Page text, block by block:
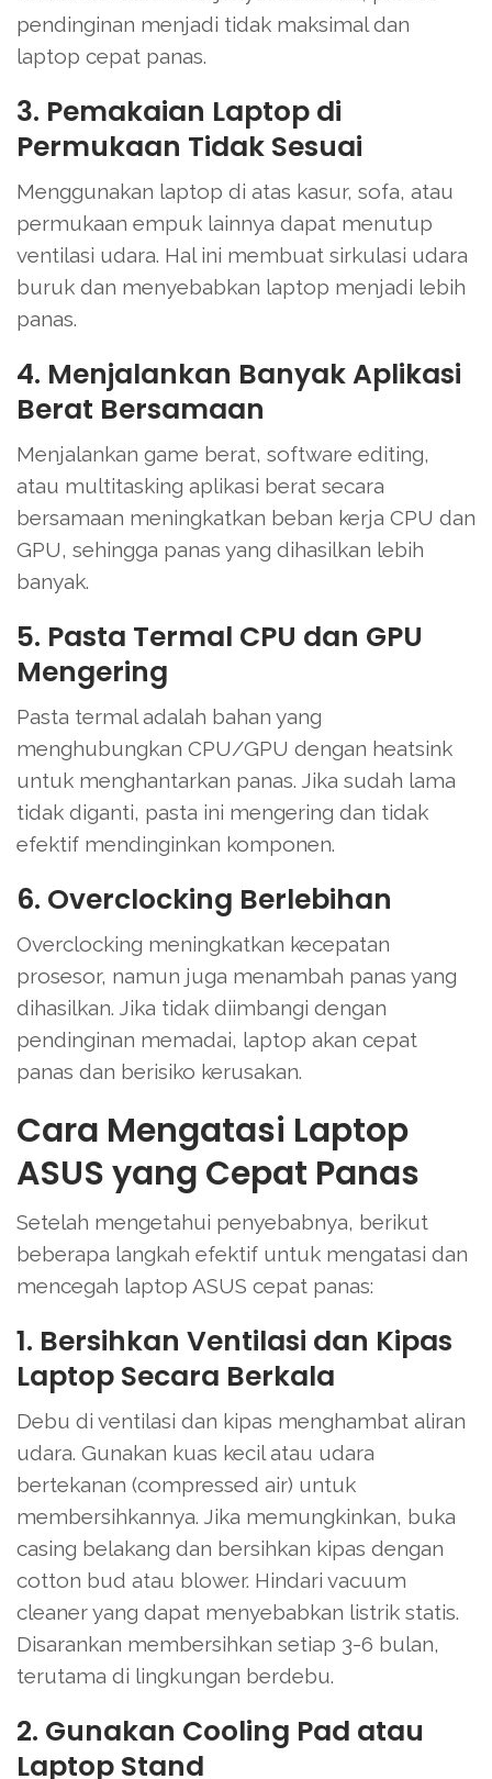
pendinginan menjadi tidak maksimal dan
laptop cepat panas.
3. Pemakaian Laptop di
Permukaan Tidak Sesuai
Menggunakan laptop di atas kasur, sofa, atau
permukaan empuk lainnya dapat menutup
ventilasi udara. Hal ini membuat sirkulasi udara
buruk dan menyebabkan laptop menjadi lebih
panas.
4. Menjalankan Banyak Aplikasi
Berat Bersamaan
Menjalankan game berat, software editing,
atau multitasking aplikasi berat secara
bersamaan meningkatkan beban kerja CPU dan
GPU, sehingga panas yang dihasilkan lebih
banyak.
5. Pasta Termal CPU dan GPU
Mengering
Pasta termal adalah bahan yang
menghubungkan CPU/GPU dengan heatsink
untuk menghantarkan panas. Jika sudah lama
tidak diganti, pasta ini mengering dan tidak
efektif mendinginkan komponen.
6. Overclocking Berlebihan
Overclocking meningkatkan kecepatan
prosesor, namun juga menambah panas yang
dihasilkan. Jika tidak diimbangi dengan
pendinginan memadai, laptop akan cepat
panas dan berisiko kerusakan.
Cara Mengatasi Laptop
ASUS yang Cepat Panas
Setelah mengetahui penyebabnya, berikut
beberapa langkah efektif untuk mengatasi dan
mencegah laptop ASUS cepat panas:
1. Bersihkan Ventilasi dan Kipas
Laptop Secara Berkala
Debu di ventilasi dan kipas menghambat aliran
udara. Gunakan kuas kecil atau udara
bertekanan (compressed air) untuk
membersihkannya. Jika memungkinkan, buka
casing belakang dan bersihkan kipas dengan
cotton bud atau blower. Hindari vacuum
cleaner yang dapat menyebabkan listrik statis.
Disarankan membersihkan setiap 3-6 bulan,
terutama di lingkungan berdebu.
2. Gunakan Cooling Pad atau
Laptop Stand